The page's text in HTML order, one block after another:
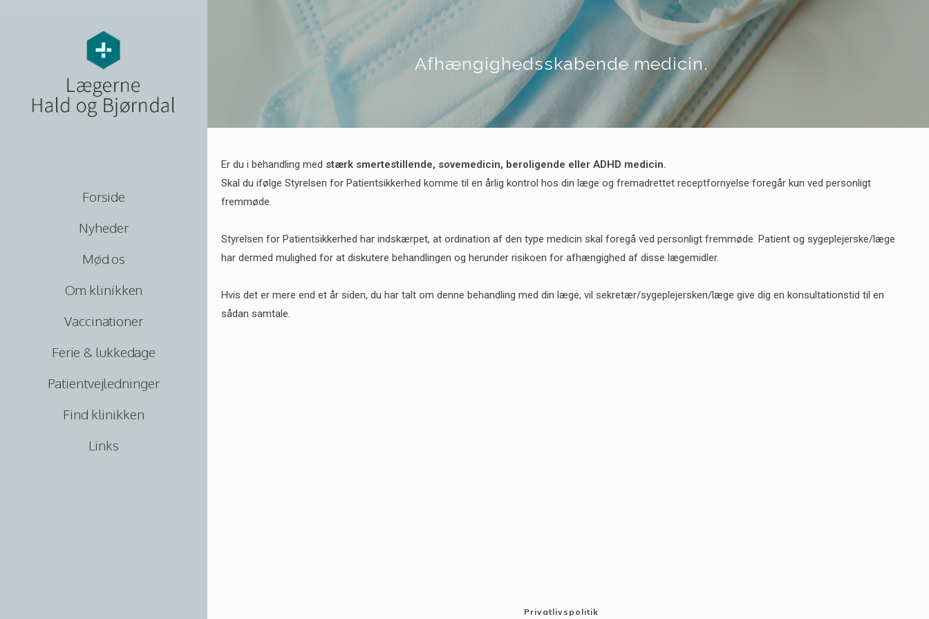
Forside
Nyheder
Mød os
Om klinikken
Vaccinationer
Ferie & lukkedage
Patientvejledninger
Find klinikken
Links
Afhængighedsskabende medicin.
Er du i behandling med stærk smertestillende, sovemedicin, beroligende eller ADHD medicin.
Skal du ifølge Styrelsen for Patientsikkerhed komme til en årlig kontrol hos din læge og fremadrettet receptfornyelse foregår kun ved personligt
fremmøde.
Styrelsen for Patientsikkerhed har indskærpet, at ordination af den type medicin skal foregå ved personligt fremmøde. Patient og sygeplejerske/læge
har dermed mulighed for at diskutere behandlingen og herunder risikoen for afhængighed af disse lægemidler.
Hvis det er mere end et år siden, du har talt om denne behandling med din læge, vil sekretær/sygeplejersken/læge give dig en konsultationstid til en
sådan samtale.
Privatlivspolitik